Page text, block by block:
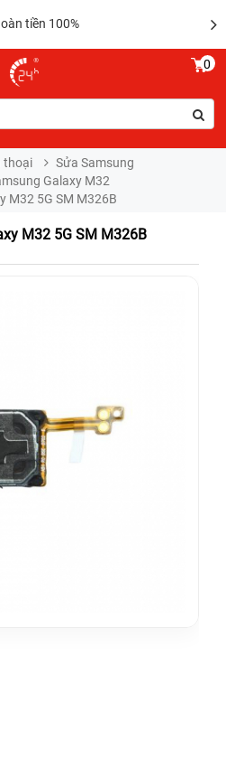
tiền 100%
0
thoại
Sửa Samsung
Galaxy M32
M32 5G SM M326B
M32 5G SM M326B